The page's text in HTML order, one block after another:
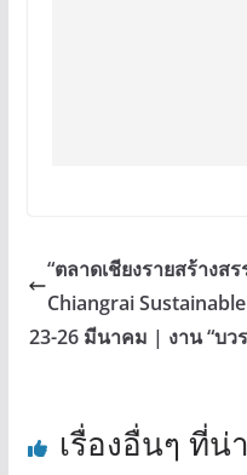
“ตลาดเชียงรายสร้างส
Chiangrai
23-26 มีนาคม | งาน “บ
เรื่องอื่นๆ ที่น่